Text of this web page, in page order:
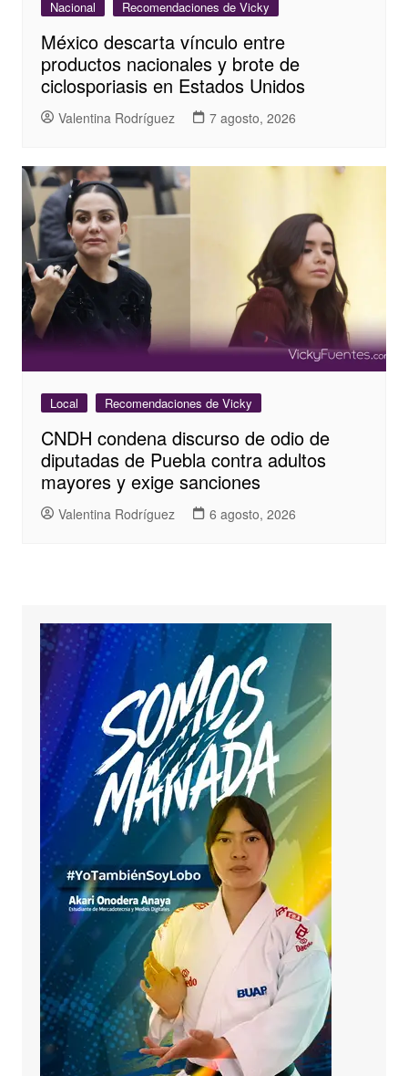
Nacional Recomendaciones de Vicky
México descarta vínculo entre
productos nacionales y brote de
ciclosporiasis en Estados Unidos
Valentina Rodríguez 7 agosto, 2026
Local Recomendaciones de Vicky
CNDH condena discurso de odio de
diputadas de Puebla contra adultos
mayores y exige sanciones
Valentina Rodríguez 6 agosto, 2026